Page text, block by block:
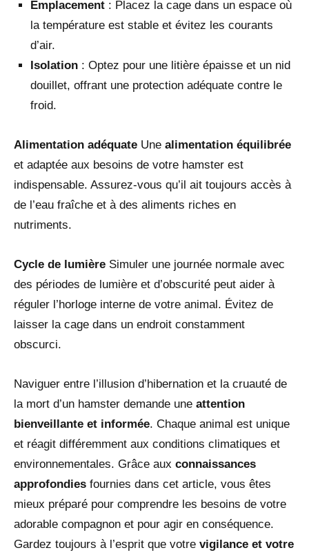
Emplacement : Placez la cage dans un espace où
la température est stable et évitez les courants
d’air.
Isolation : Optez pour une litière épaisse et un nid
douillet, offrant une protection adéquate contre le
froid.
Alimentation adéquate Une alimentation équilibrée
et adaptée aux besoins de votre hamster est
indispensable. Assurez-vous qu’il ait toujours accès à
de l’eau fraîche et à des aliments riches en
nutriments.
Cycle de lumière Simuler une journée normale avec
des périodes de lumière et d’obscurité peut aider à
réguler l’horloge interne de votre animal. Évitez de
laisser la cage dans un endroit constamment
obscurci.
Naviguer entre l’illusion d’hibernation et la cruauté de
la mort d’un hamster demande une attention
bienveillante et informée. Chaque animal est unique
et réagit différemment aux conditions climatiques et
environnementales. Grâce aux connaissances
approfondies fournies dans cet article, vous êtes
mieux préparé pour comprendre les besoins de votre
adorable compagnon et pour agir en conséquence.
Gardez toujours à l’esprit que votre vigilance et votre